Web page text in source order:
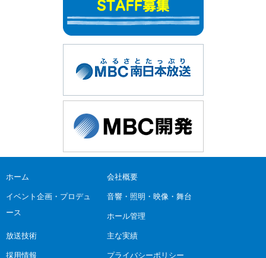
ホーム 会社概要
イベント企画・プロデュ
ース
音響・照明・映像・舞台
ホール管理
放送技術 主な実績
採用情報 プライバシーポリシー